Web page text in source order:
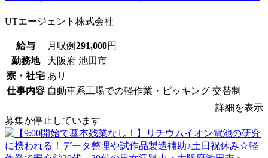
UTエージェント株式会社
給与 月収例 291,000円
勤務地
大阪府 池田市
寮・社宅 あり
仕事内容 自動車系工場での軽作業・ピッキング 交替制
詳細を表示
募集が停止しています